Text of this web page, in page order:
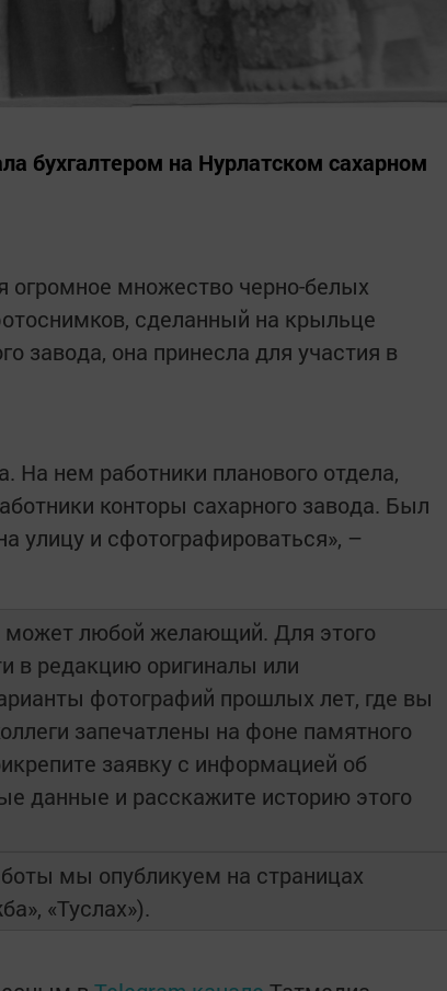
бухгалтером на Нурлатском сахарном
огромное множество черно-белых
сделанный на крыльце
завода, она принесла для участия в
На нем работники планового отдела,
конторы сахарного завода. Был
улицу и сфотографироваться», –
может любой желающий. Для этого
в редакцию оригиналы или
фотографий прошлых лет, где вы
запечатлены на фоне памятного
заявку с информацией об
данные и расскажите историю этого
мы опубликуем на страницах
«Туслах»).